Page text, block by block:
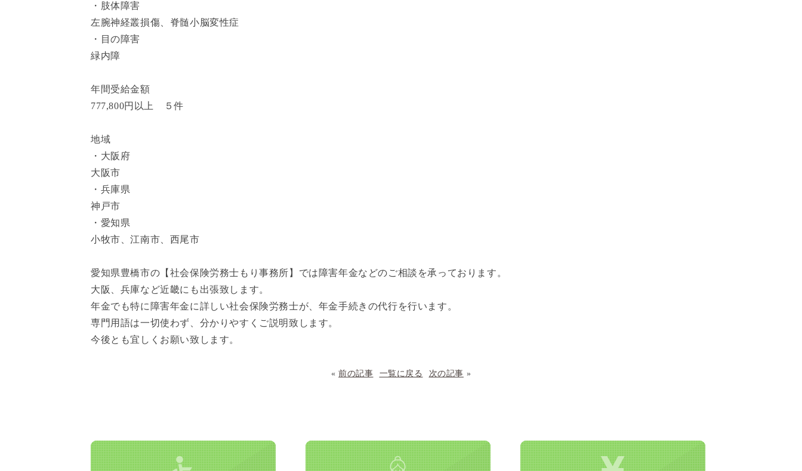
・肢体障害
左腕神経叢損傷、脊髄小脳変性症
・目の障害
緑内障
年間受給金額
777,800円以上 ５件
地域
・大阪府
大阪市
・兵庫県
神戸市
・愛知県
小牧市、江南市、西尾市
愛知県豊橋市の【社会保険労務士もり事務所】では障害年金などのご相談を承っております。
大阪、兵庫など近畿にも出張致します。
年金でも特に障害年金に詳しい社会保険労務士が、年金手続きの代行を行います。
専門用語は一切使わず、分かりやすくご説明致します。
今後とも宜しくお願い致します。
«前の記事 一覧に戻る 次の記事 »